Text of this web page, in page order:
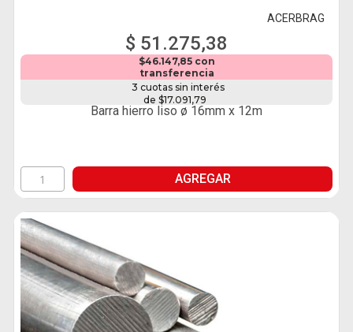
ACERBRAG
$ 51.275,38
$46.147,85 con
transferencia
3 cuotas sin interés
de $17.091,79
Barra hierro liso ø 16mm x 12m
AGREGAR